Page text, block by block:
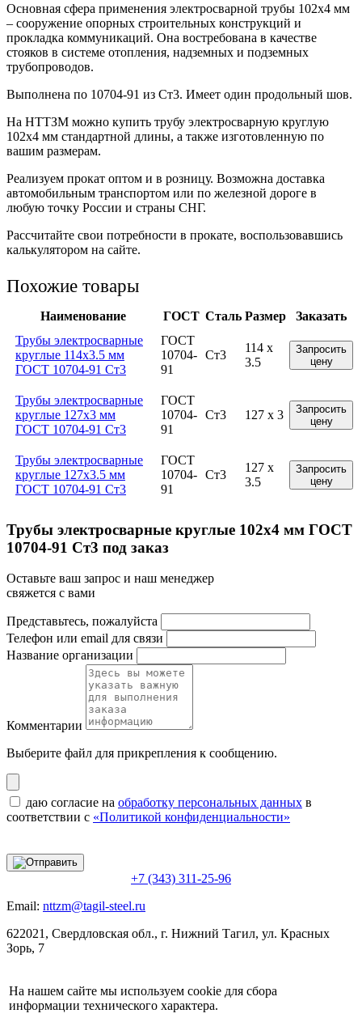
Основная сфера применения электросварной трубы 102х4 мм
– сооружение опорных строительных конструкций и
прокладка коммуникаций. Она востребована в качестве
стояков в системе отопления, надземных и подземных
трубопроводов.
Выполнена по 10704-91 из Ст3. Имеет один продольный шов.
На НТТЗМ можно купить трубу электросварную круглую
102х4 мм стандартной длины, а также изготовленную по
вашим размерам.
Реализуем прокат оптом и в розницу. Возможна доставка
автомобильным транспортом или по железной дороге в
любую точку России и страны СНГ.
Рассчитайте свои потребности в прокате, воспользовавшись
калькулятором на сайте.
Похожие товары
Наименование ГОСТ Сталь Размер
Заказать
Трубы электросварные
круглые 114x3.5 мм
ГОСТ 10704-91 Ст3
ГОСТ
10704-
91
Ст3
114 x
3.5
Запросить
цену
Трубы электросварные
круглые 127x3 мм
ГОСТ 10704-91 Ст3
ГОСТ
10704-
91
Ст3 127 x 3
Запросить
цену
Трубы электросварные
круглые 127x3.5 мм
ГОСТ 10704-91 Ст3
ГОСТ
10704-
91
Ст3
127 x
3.5
Запросить
цену
Трубы электросварные круглые 102x4 мм ГОСТ
10704-91 Ст3 под заказ
Оставьте ваш запрос и наш менеджер
свяжется с вами
Представьтесь, пожалуйста
Телефон или email для связи
Название организации
Комментарии
Выберите файл для прикрепления к сообщению.
даю согласие на обработку персональных данных в
соответствии с «Политикой конфиденциальности»
+7 (343) 311-25-96
Email: nttzm@tagil-steel.ru
622021, Свердловская обл., г. Нижний Тагил, ул. Красных
Зорь, 7
На нашем сайте мы используем cookie для сбора
информации технического характера.